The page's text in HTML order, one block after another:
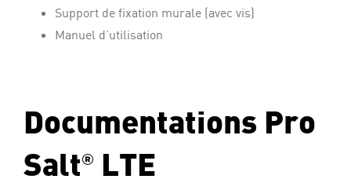
Support de fixation murale (avec vis)
Manuel d’utilisation
Documentations Pro
Salt® LTE